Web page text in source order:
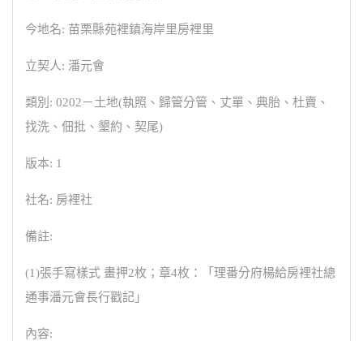
今地名: 苗栗縣苑裡鎮海岸里房裡里
立契人: 潘元會
類別: 0202－土地(執照、歸管分管、丈單、典胎、杜賣、
找洗、佃批、墾約、契尾)
版本: 1
社名: 房裡社
備註:
(1)張手寫樣式 畫押2枚；章4枚：「理番分府楊給房裡社總
通事潘元會長行戳記」
內容: